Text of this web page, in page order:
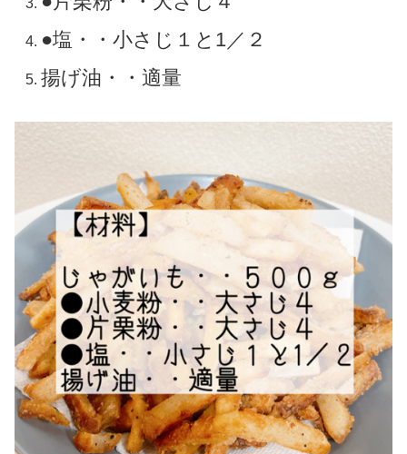
●塩・・小さじ１と1／２
揚げ油・・適量